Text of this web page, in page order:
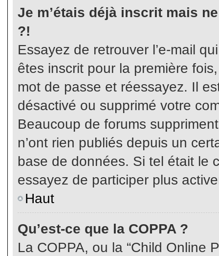
Je m’étais déjà inscrit mais
?!
Essayez de retrouver l’e-mail
êtes inscrit pour la première
mot de passe et réessayez. Il
désactivé ou supprimé votre
Beaucoup de forums
n’ont rien publiés depuis un
base de données. Si tel était le
essayez de participer plus
Haut
Qu’est-ce que la COPPA ?
La COPPA, ou la “Child Online